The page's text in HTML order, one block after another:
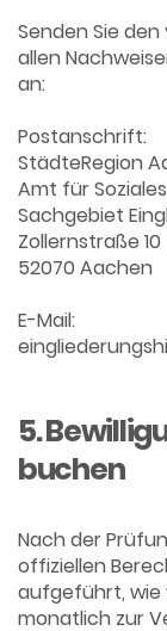
Senden Sie
allen
an:
Postanschrift:
StädteRegion
Amt für
Sachgebiet
Zollernstraße 10
52070 Aachen
E-Mail:
5.
buchen
Nach der
offiziellen
aufgeführt, wie
monatlich zur